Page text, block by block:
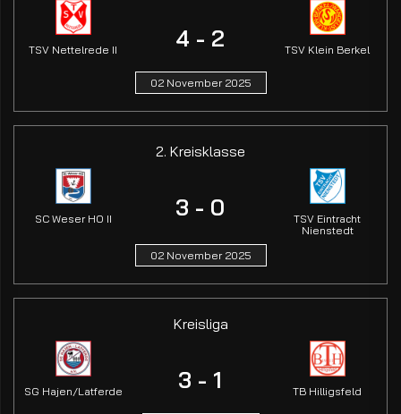
TSV Nettelrede II 4 - 2 TSV Klein Berkel
02 November 2025
2. Kreisklasse
SC Weser HO II 3 - 0
TSV Eintracht
Nienstedt
02 November 2025
Kreisliga
SG Hajen/Latferde 3 - 1 TB Hilligsfeld